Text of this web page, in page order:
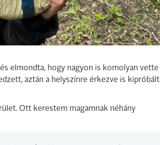
elmondta, hogy nagyon is komolyan vette
aztán a helyszínre érkezve is kipróbált
Ott kerestem magamnak néhány